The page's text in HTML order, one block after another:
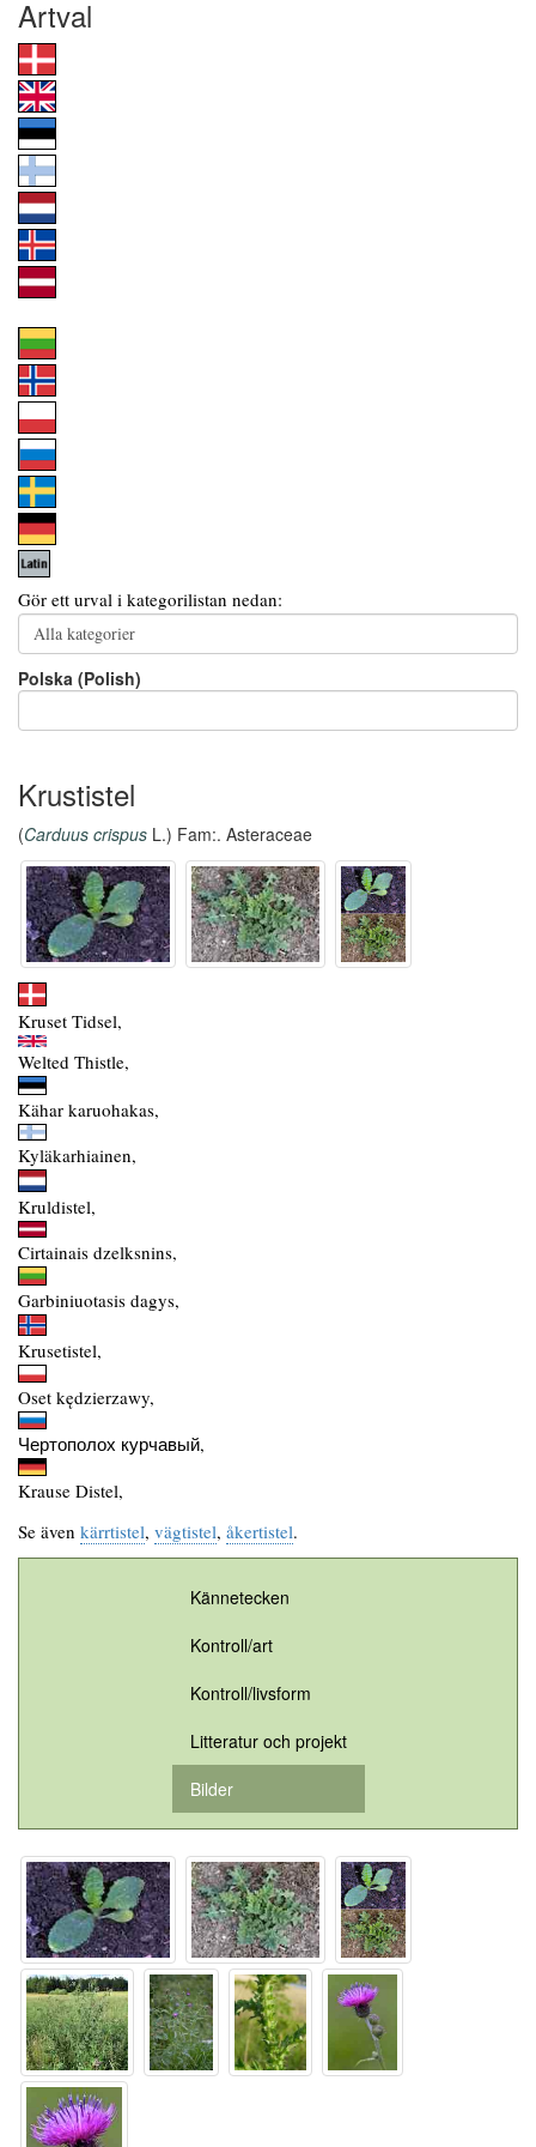
Artval
Gör ett urval i kategorilistan nedan:
Polska (Polish)
Krustistel
(Carduus crispus L.) Fam:. Asteraceae
Kruset Tidsel,
Welted Thistle,
Kähar karuohakas,
Kyläkarhiainen,
Kruldistel,
Cirtainais dzelksnins,
Garbiniuotasis dagys,
Krusetistel,
Oset kędzierzawy,
Чертополох курчавый,
Krause Distel,
Se även kärrtistel, vägtistel, åkertistel.
Kännetecken
Kontroll/art
Kontroll/livsform
Litteratur och projekt
Bilder